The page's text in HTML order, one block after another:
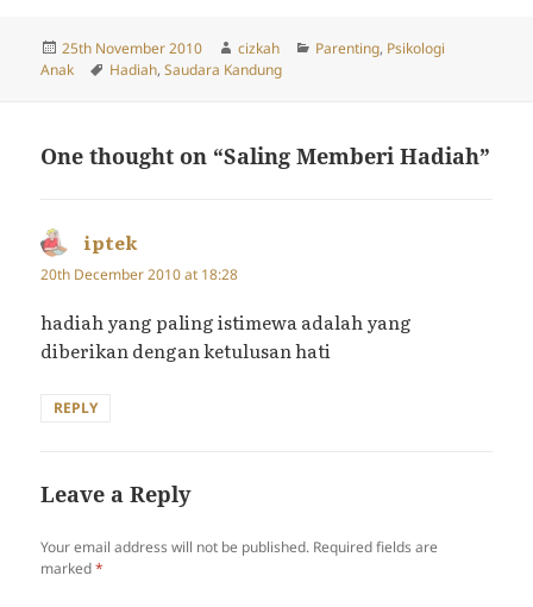
Posted
on
25th November 2010 Author
cizkah Categories
Parenting, Psikologi
Anak
Tags
Hadiah,Saudara Kandung
One thought on “Saling Memberi Hadiah”
ipteksays:
20th December 2010 at 18:28
hadiah yang paling istimewa adalah yang
diberikan dengan ketulusan hati
REPLY
Leave a Reply
Your email address will not be published. Required fields are
marked*